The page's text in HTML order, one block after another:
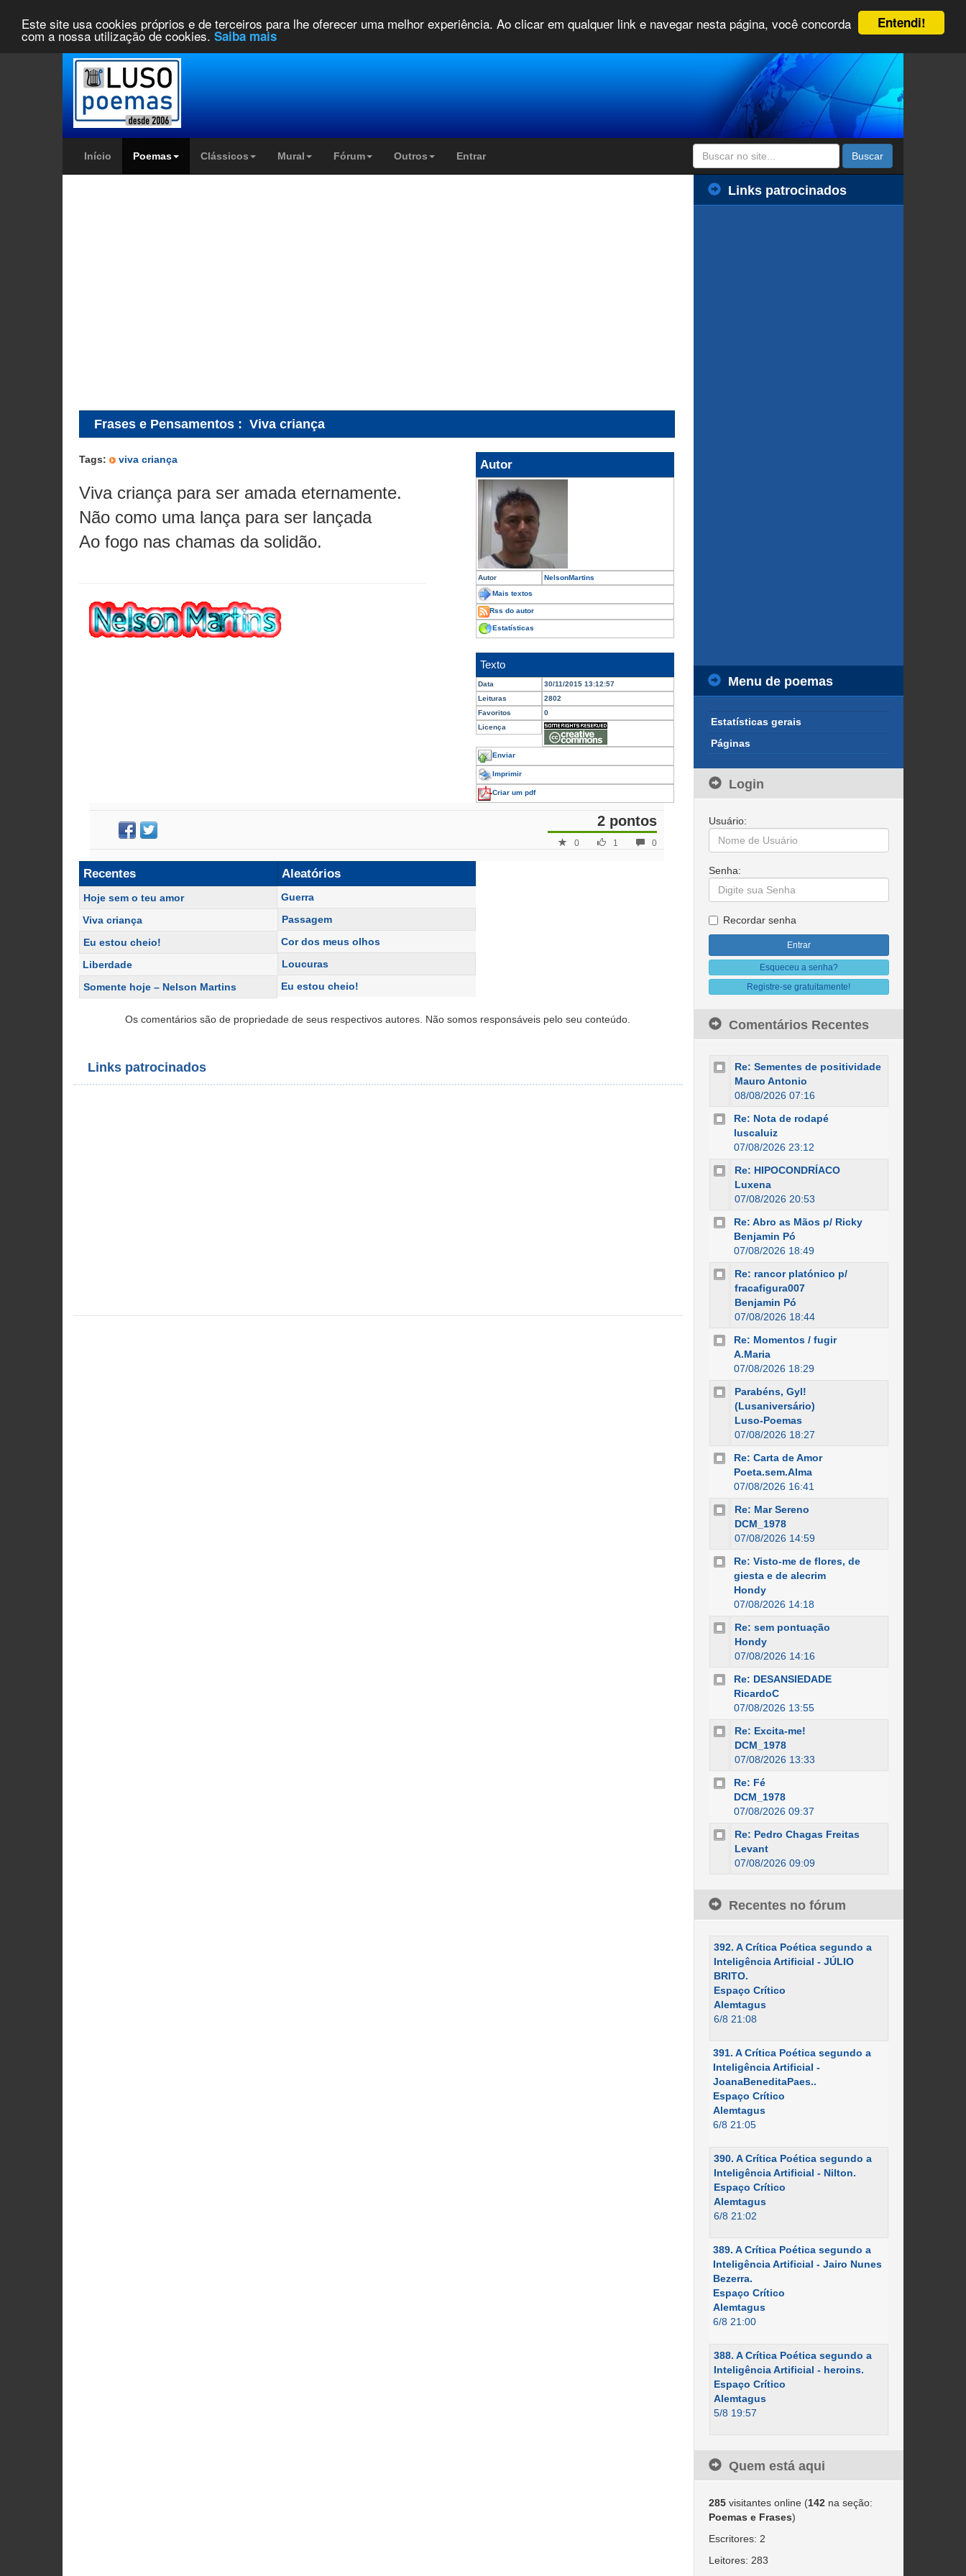
Entendi!
Este site usa cookies próprios e de terceiros para lhe oferecer uma melhor experiência. Ao clicar em qualquer link e navegar nesta página, você concorda
com a nossa utilização de cookies. Saiba mais
Início Poemas Clássicos Mural Fórum Outros Entrar Buscar
Frases e Pensamentos : Viva criança
Tags: viva criança
Viva criança para ser amada eternamente.
Não como uma lança para ser lançada
Ao fogo nas chamas da solidão.
Autor
Autor NelsonMartins
Mais textos
Rss do autor
Estatísticas
Texto
Data
30/11/2015 13:12:57
Leituras
2802
Favoritos
0
Licença
Enviar
Imprimir
Criar um pdf
2 pontos
0
1
0
Recentes
Hoje sem o teu amor
Viva criança
Eu estou cheio!
Liberdade
Somente hoje – Nelson Martins
Aleatórios
Guerra
Passagem
Cor dos meus olhos
Loucuras
Eu estou cheio!
Os comentários são de propriedade de seus respectivos autores. Não somos responsáveis pelo seu conteúdo.
Links patrocinados
Links patrocinados
Menu de poemas
Estatísticas gerais
Páginas
Login
Usuário:
Senha:
Recordar senha
Esqueceu a senha?
Registre-se gratuitamente!
Comentários Recentes
Re: Sementes de positividade
Mauro Antonio
08/08/2026 07:16
Re: Nota de rodapé
luscaluiz
07/08/2026 23:12
Re: HIPOCONDRÍACO
Luxena
07/08/2026 20:53
Re: Abro as Mãos p/ Ricky
Benjamin Pó
07/08/2026 18:49
Re: rancor platónico p/
fracafigura007
Benjamin Pó
07/08/2026 18:44
Re: Momentos / fugir
A.Maria
07/08/2026 18:29
Parabéns, Gyl!
(Lusaniversário)
Luso-Poemas
07/08/2026 18:27
Re: Carta de Amor
Poeta.sem.Alma
07/08/2026 16:41
Re: Mar Sereno
DCM_1978
07/08/2026 14:59
Re: Visto-me de flores, de
giesta e de alecrim
Hondy
07/08/2026 14:18
Re: sem pontuação
Hondy
07/08/2026 14:16
Re: DESANSIEDADE
RicardoC
07/08/2026 13:55
Re: Excita-me!
DCM_1978
07/08/2026 13:33
Re: Fé
DCM_1978
07/08/2026 09:37
Re: Pedro Chagas Freitas
Levant
07/08/2026 09:09
Recentes no fórum
392. A Crítica Poética segundo a
Inteligência Artificial - JÚLIO
BRITO.
Espaço Crítico
Alemtagus
6/8 21:08
391. A Crítica Poética segundo a
Inteligência Artificial -
JoanaBeneditaPaes..
Espaço Crítico
Alemtagus
6/8 21:05
390. A Crítica Poética segundo a
Inteligência Artificial - Nilton.
Espaço Crítico
Alemtagus
6/8 21:02
389. A Crítica Poética segundo a
Inteligência Artificial - Jairo Nunes
Bezerra.
Espaço Crítico
Alemtagus
6/8 21:00
388. A Crítica Poética segundo a
Inteligência Artificial - heroins.
Espaço Crítico
Alemtagus
5/8 19:57
Quem está aqui
285visitantes online (142na seção:
Poemas e Frases)
Escritores: 2
Leitores: 283